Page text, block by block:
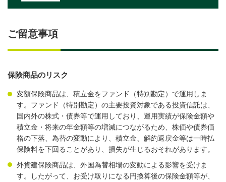
ご留意事項
保険商品のリスク
変額保険商品は、積立金をファンド（特別勘定）で運用しま
す。ファンド（特別勘定）の主要投資対象である投資信託は、
国内外の株式・債券等で運用しており、運用実績が保険金額や
積立金・将来の年金額等の増減につながるため、株価や債券価
格の下落、為替の変動により、積立金、解約返戻金等は一時払
保険料を下回ることがあり、損失が生じるおそれがあります。
外貨建保険商品は、外国為替相場の変動による影響を受けま
す。したがって、お受け取りになる円換算後の保険金額等が、